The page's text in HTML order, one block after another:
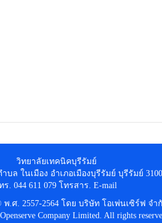
วิทยาลัยเทคนิคบุรีรัมย์
บล ในเมือง อำเภอเมืองบุรีรัมย์ บุรีรัมย์
ร. 044 611 079 โทรสาร. E-mail
.ศ. 2557-2564 โดย บริษัท โอเพ่นเซิร์ฟ จำ
Company Limited. All rights